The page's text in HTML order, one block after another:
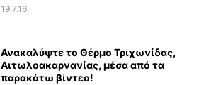
19.7.16
Ανακαλύψτε το Θέρμο Τριχωνίδας,
Αιτωλοακαρνανίας, μέσα από τα
παρακάτω βίντεο!